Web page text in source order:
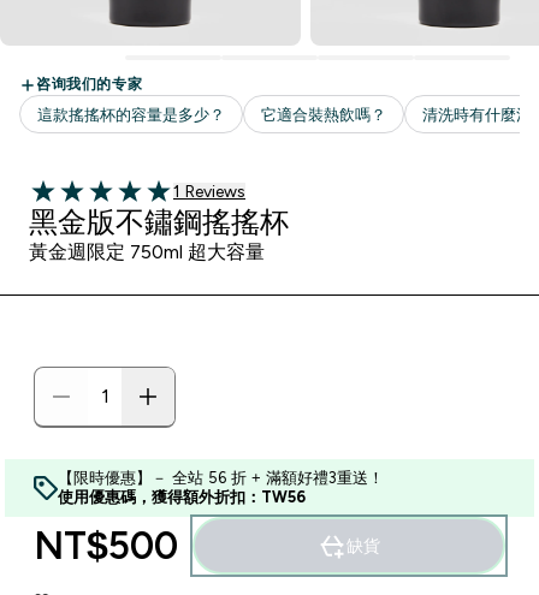
5 out of 5 stars
1 customer reviews
1 Reviews
黑金版不鏽鋼搖搖杯
黃金週限定 750ml 超大容量
【限時優惠】－ 全站 56 折 + 滿額好禮3重送！
使用優惠碼，獲得額外折扣：TW56
NT$500‎ 缺貨